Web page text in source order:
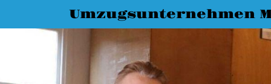
Umzugsunternehmen